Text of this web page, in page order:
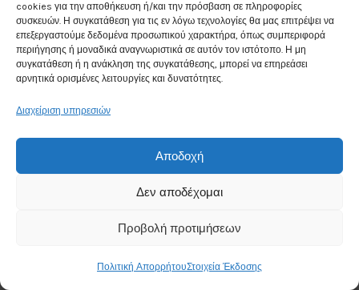
cookies για την αποθήκευση ή/και την πρόσβαση σε πληροφορίες
συσκευών. Η συγκατάθεση για τις εν λόγω τεχνολογίες θα μας επιτρέψει να
επεξεργαστούμε δεδομένα προσωπικού χαρακτήρα, όπως συμπεριφορά
περιήγησης ή μοναδικά αναγνωριστικά σε αυτόν τον ιστότοπο. Η μη
συγκατάθεση ή η ανάκληση της συγκατάθεσης, μπορεί να επηρεάσει
αρνητικά ορισμένες λειτουργίες και δυνατότητες.
Διαχείριση υπηρεσιών
Αποδοχή
Δεν αποδέχομαι
Προβολή προτιμήσεων
Πολιτική ΑπορρήτουΣτοιχεία Έκδοσης
Weather in Irakleio
25°
Humidity: 42%